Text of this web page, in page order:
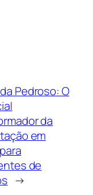
Pedroso: O
da
em
de
→